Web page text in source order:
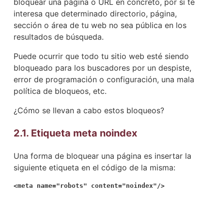
interesa que determinado directorio, página,
sección o área de tu web no sea pública en los
resultados de búsqueda.
Puede ocurrir que todo tu sitio web esté siendo
bloqueado para los buscadores por un despiste,
error de programación o configuración, una mala
política de bloqueos, etc.
¿Cómo se llevan a cabo estos bloqueos?
2.1. Etiqueta meta noindex
Una forma de bloquear una página es insertar la
siguiente etiqueta en el código de la misma:
<meta name="robots" content="noindex"/>